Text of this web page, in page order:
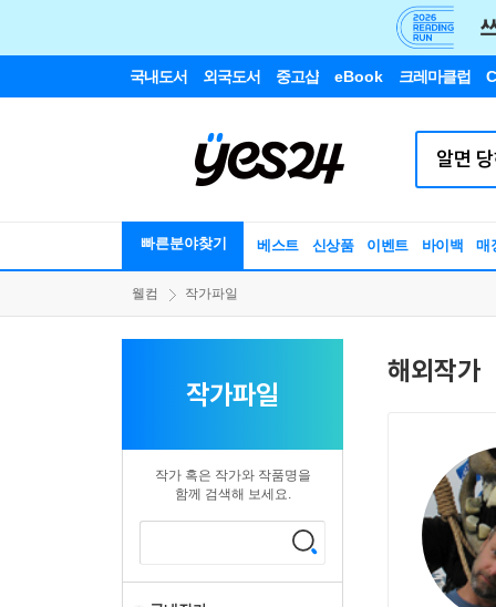
국내도서 외국도서 중고샵 eBook 크레마클럽
빠른분야찾기 베스트 신상품 이벤트 바이백 매
웰컴 작가파일
작가파일
작가 혹은 작가와 작품명을
함께 검색해 보세요.
해외작가